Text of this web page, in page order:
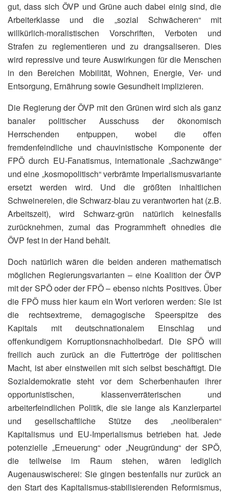
gut, dass sich ÖVP und Grüne auch dabei einig sind, die
Arbeiterklasse und die „sozial Schwächeren“ mit
willkürlich-moralistischen Vorschriften, Verboten und
Strafen zu reglementieren und zu drangsaliseren. Dies
wird repressive und teure Auswirkungen für die Menschen
in den Bereichen Mobilität, Wohnen, Energie, Ver- und
Entsorgung, Ernährung sowie Gesundheit implizieren.
Die Regierung der ÖVP mit den Grünen wird sich als ganz
banaler politischer Ausschuss der ökonomisch
Herrschenden entpuppen, wobei die offen
fremdenfeindliche und chauvinistische Komponente der
FPÖ durch EU-Fanatismus, internationale „Sachzwänge“
und eine „kosmopolitisch“ verbrämte Imperialismusvariante
ersetzt werden wird. Und die größten inhaltlichen
Schweinereien, die Schwarz-blau zu verantworten hat (z.B.
Arbeitszeit), wird Schwarz-grün natürlich keinesfalls
zurücknehmen, zumal das Programmheft ohnedies die
ÖVP fest in der Hand behält.
Doch natürlich wären die beiden anderen mathematisch
möglichen Regierungsvarianten – eine Koalition der ÖVP
mit der SPÖ oder der FPÖ – ebenso nichts Positives. Über
die FPÖ muss hier kaum ein Wort verloren werden: Sie ist
die rechtsextreme, demagogische Speerspitze des
Kapitals mit deutschnationalem Einschlag und
offenkundigem Korruptionsnachholbedarf. Die SPÖ will
freilich auch zurück an die Futtertröge der politischen
Macht, ist aber einstweilen mit sich selbst beschäftigt. Die
Sozialdemokratie steht vor dem Scherbenhaufen ihrer
opportunistischen, klassenverräterischen und
arbeiterfeindlichen Politik, die sie lange als Kanzlerpartei
und gesellschaftliche Stütze des „neoliberalen“
Kapitalismus und EU-Imperialismus betrieben hat. Jede
potenzielle „Erneuerung“ oder „Neugründung“ der SPÖ,
die teilweise im Raum stehen, wären lediglich
Augenauswischerei: Sie gingen bestenfalls nur zurück an
den Start des Kapitalismus-stabilisierenden Reformismus,